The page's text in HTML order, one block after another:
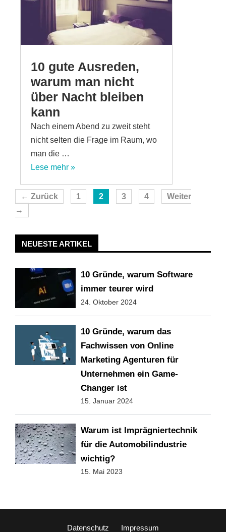
10 gute Ausreden,
warum man nicht
über Nacht bleiben
kann
Nach einem Abend zu zweit steht
nicht selten die Frage im Raum, wo
man die …
Lese mehr »
← Zurück Seite
1 Seite
2 Seite
3 Seite
4
Weiter
→
NEUESTE ARTIKEL
10 Gründe, warum Software
immer teurer wird
24. Oktober 2024
10 Gründe, warum das
Fachwissen von Online
Marketing Agenturen für
Unternehmen ein Game-
Changer ist
15. Januar 2024
Warum ist Imprägniertechnik
für die Automobilindustrie
wichtig?
15. Mai 2023
Datenschutz Impressum